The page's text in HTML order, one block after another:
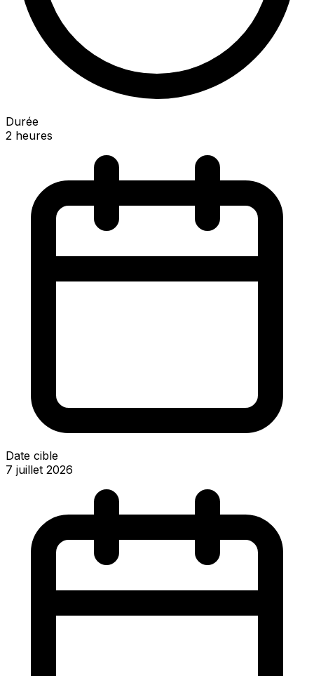
Durée
2 heures
Date cible
7 juillet 2026